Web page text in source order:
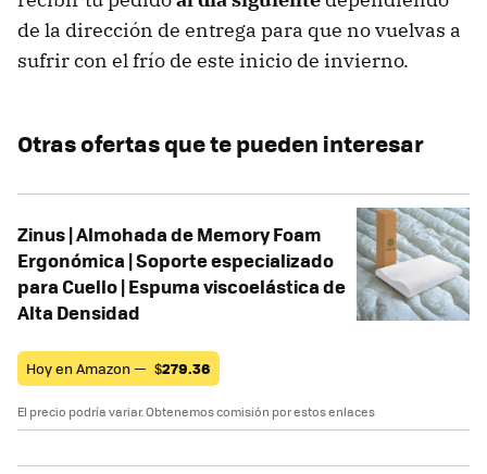
de la dirección de entrega para que no vuelvas a
sufrir con el frío de este inicio de invierno.
Otras ofertas que te pueden interesar
Zinus | Almohada de Memory Foam
Ergonómica | Soporte especializado
para Cuello | Espuma viscoelástica de
Alta Densidad
Hoy en Amazon — $279.36
El precio podría variar. Obtenemos comisión por estos enlaces